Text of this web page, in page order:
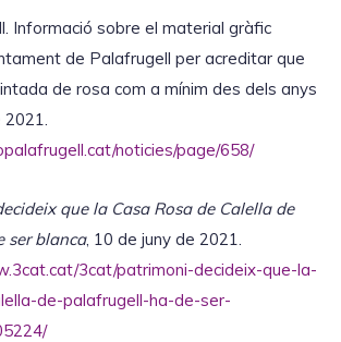
Informació sobre el material gràfic
de Palafrugell per acreditar que
de rosa com a mínim des dels anys
2021.
noticies/page/658/
que la Casa Rosa de Calella de
ser blanca, 10 de juny de 2021.
3cat/patrimoni-decideix-que-la-
de-palafrugell-ha-de-ser-